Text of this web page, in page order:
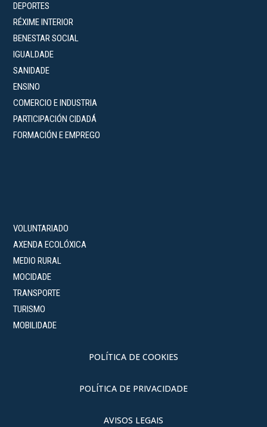
DEPORTES
RÉXIME INTERIOR
BENESTAR SOCIAL
IGUALDADE
SANIDADE
ENSINO
COMERCIO E INDUSTRIA
PARTICIPACIÓN CIDADÁ
FORMACIÓN E EMPREGO
VOLUNTARIADO
AXENDA ECOLÓXICA
MEDIO RURAL
MOCIDADE
TRANSPORTE
TURISMO
MOBILIDADE
POLÍTICA DE COOKIES
POLÍTICA DE PRIVACIDADE
AVISOS LEGAIS